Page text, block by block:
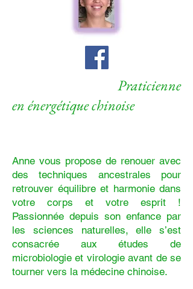
Praticienne
en énergétique chinoise
Anne vous propose de renouer avec
des techniques ancestrales pour
retrouver équilibre et harmonie dans
votre corps et votre esprit !
Passionnée depuis son enfance par
les sciences naturelles, elle s’est
consacrée aux études de
microbiologie et virologie avant de se
tourner vers la médecine chinoise.